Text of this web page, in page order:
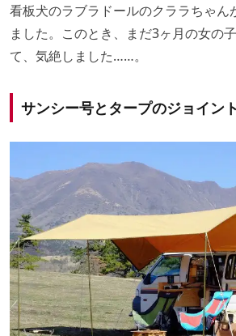
看板犬のラブラドールのクララちゃん
ました。このとき、まだ3ヶ月の女の
て、気絶しました……。
サンシー号とタープのジョイン